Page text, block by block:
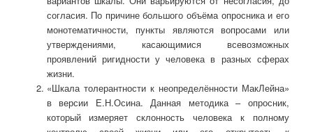
согласия. По причине большого объёма опросника и его
монотематичности, пункты являются вопросами или
утверждениями, касающимися всевозможных
проявлений ригидности у человека в разных сферах
жизни.
«Шкала толерантности к неопределённости МакЛейна»
в версии Е.Н.Осина. Данная методика – опросник,
который измеряет склонность человека к полному